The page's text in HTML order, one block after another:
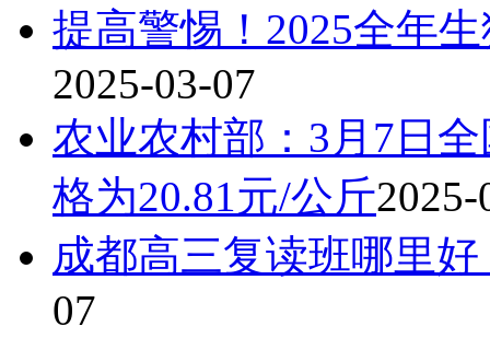
提高警惕！2025全年
2025-03-07
农业农村部：3月7日
格为20.81元/公斤2025-
成都高三复读班哪里
07